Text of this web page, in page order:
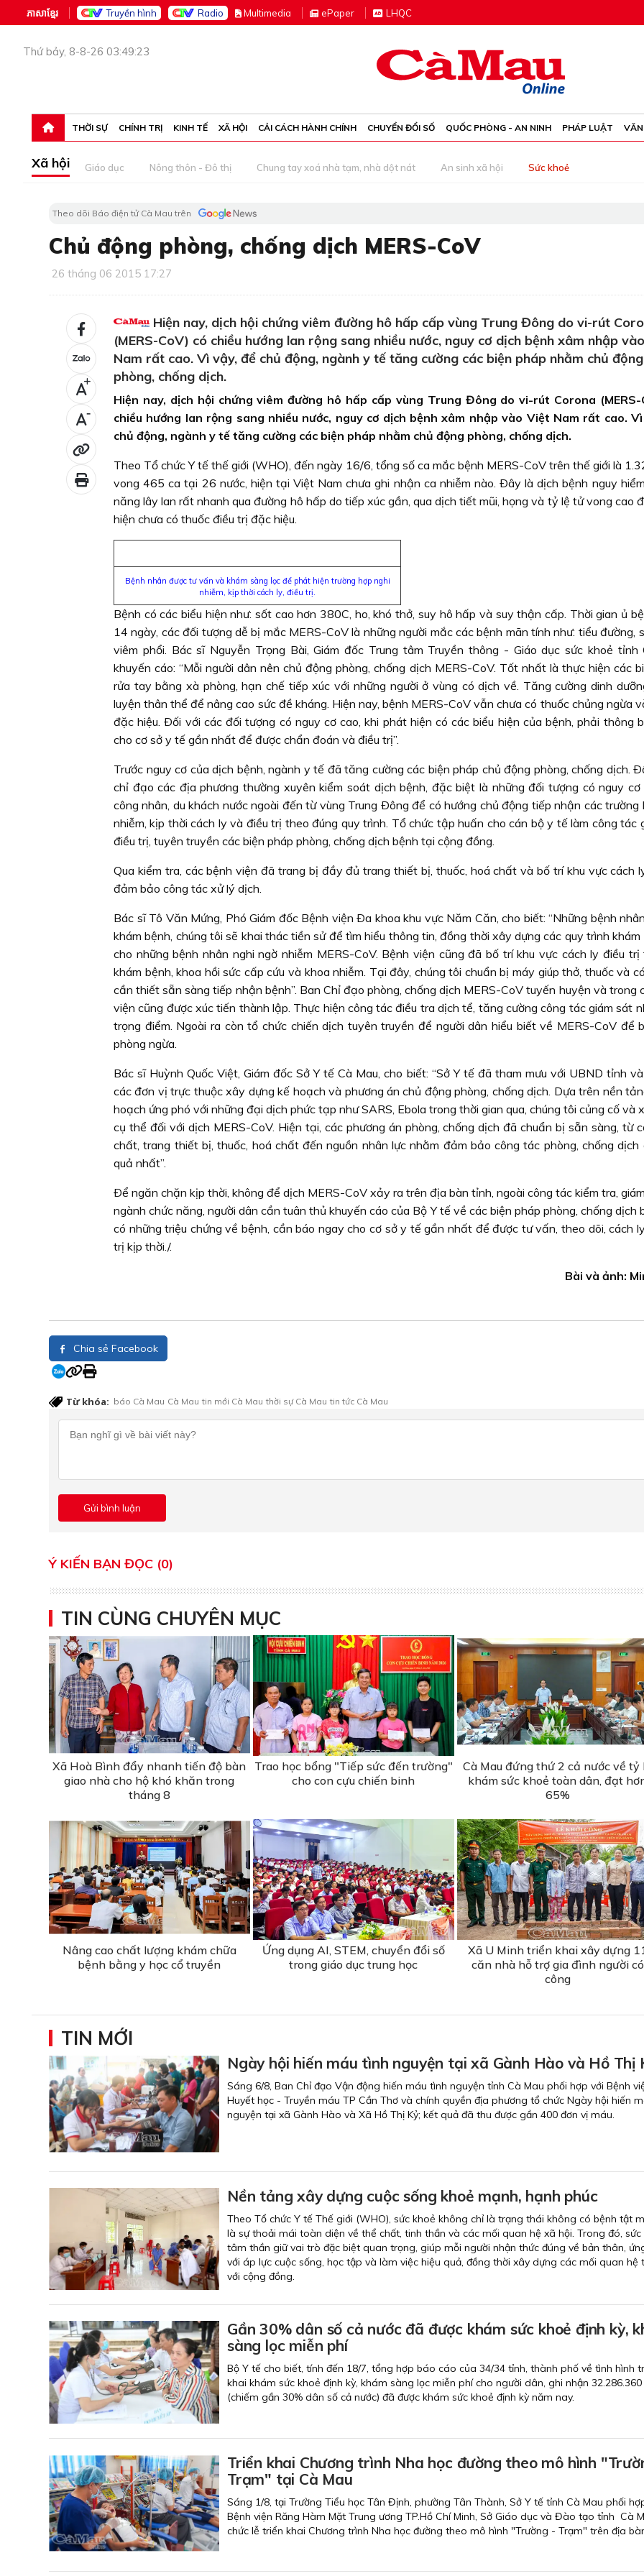
ភាសាខ្មែរ Truyền hình Radio Multimedia ePaper LHQC
Thứ bảy, 8-8-26 03:49:23
THỜI SỰ CHÍNH TRỊ KINH TẾ XÃ HỘI CẢI CÁCH HÀNH CHÍNH CHUYỂN ĐỔI SỐ QUỐC PHÒNG - AN NINH PHÁP LUẬT
Xã hội Giáo dục Nông thôn - Đô thị Chung tay xoá nhà tạm, nhà dột nát An sinh xã hội Sức khoẻ
Theo dõi Báo điện tử Cà Mau trên
Chủ động phòng, chống dịch MERS-CoV
26 tháng 06 2015 17:27
+
-
Hiện nay, dịch hội chứng viêm đường hô hấp cấp vùng Trung Đông do vi-rút
(MERS-CoV) có chiều hướng lan rộng sang nhiều nước, nguy cơ dịch bệnh xâm nhập
Nam rất cao. Vì vậy, để chủ động, ngành y tế tăng cường các biện pháp nhằm chủ động
phòng, chống dịch.
Hiện nay, dịch hội chứng viêm đường hô hấp cấp vùng Trung Đông do vi-rút Corona (MERS-
chiều hướng lan rộng sang nhiều nước, nguy cơ dịch bệnh xâm nhập vào Việt Nam rất cao.
chủ động, ngành y tế tăng cường các biện pháp nhằm chủ động phòng, chống dịch.
Theo Tổ chức Y tế thế giới (WHO), đến ngày 16/6, tổng số ca mắc bệnh MERS-CoV trên thế giới là
vong 465 ca tại 26 nước, hiện tại Việt Nam chưa ghi nhận ca nhiễm nào. Ðây là dịch bệnh nguy
năng lây lan rất nhanh qua đường hô hấp do tiếp xúc gần, qua dịch tiết mũi, họng và tỷ lệ tử vong cao
hiện chưa có thuốc điều trị đặc hiệu.
Bệnh nhân được tư vấn và khám sàng lọc để phát hiện trường hợp nghi
nhiễm, kịp thời cách ly, điều trị.
Bệnh có các biểu hiện như: sốt cao hơn 380C, ho, khó thở, suy hô hấp và suy thận cấp. Thời gian ủ
14 ngày, các đối tượng dễ bị mắc MERS-CoV là những người mắc các bệnh mãn tính như: tiểu đường,
viêm phổi. Bác sĩ Nguyễn Trọng Bài, Giám đốc Trung tâm Truyền thông - Giáo dục sức khoẻ tỉnh
khuyến cáo: “Mỗi người dân nên chủ động phòng, chống dịch MERS-CoV. Tốt nhất là thực hiện các
rửa tay bằng xà phòng, hạn chế tiếp xúc với những người ở vùng có dịch về. Tăng cường dinh
luyện thân thể để nâng cao sức đề kháng. Hiện nay, bệnh MERS-CoV vẫn chưa có thuốc chủng ngừa
đặc hiệu. Ðối với các đối tượng có nguy cơ cao, khi phát hiện có các biểu hiện của bệnh, phải thông
cho cơ sở y tế gần nhất để được chẩn đoán và điều trị”.
Trước nguy cơ của dịch bệnh, ngành y tế đã tăng cường các biện pháp chủ động phòng, chống dịch.
chỉ đạo các địa phương thường xuyên kiểm soát dịch bệnh, đặc biệt là những đối tượng có nguy cơ
công nhân, du khách nước ngoài đến từ vùng Trung Ðông để có hướng chủ động tiếp nhận các trường
nhiễm, kịp thời cách ly và điều trị theo đúng quy trình. Tổ chức tập huấn cho cán bộ y tế làm công tác
điều trị, tuyên truyền các biện pháp phòng, chống dịch bệnh tại cộng đồng.
Qua kiểm tra, các bệnh viện đã trang bị đầy đủ trang thiết bị, thuốc, hoá chất và bố trí khu vực cách
đảm bảo công tác xử lý dịch.
Bác sĩ Tô Văn Mứng, Phó Giám đốc Bệnh viện Ða khoa khu vực Năm Căn, cho biết: “Những bệnh
khám bệnh, chúng tôi sẽ khai thác tiền sử để tìm hiểu thông tin, đồng thời xây dựng các quy trình khám
cho những bệnh nhân nghi ngờ nhiễm MERS-CoV. Bệnh viện cũng đã bố trí khu vực cách ly điều
khám bệnh, khoa hồi sức cấp cứu và khoa nhiễm. Tại đây, chúng tôi chuẩn bị máy giúp thở, thuốc và
cần thiết sẵn sàng tiếp nhận bệnh”. Ban Chỉ đạo phòng, chống dịch MERS-CoV tuyến huyện và trong
viện cũng được xúc tiến thành lập. Thực hiện công tác điều tra dịch tể, tăng cường công tác giám sát
trọng điểm. Ngoài ra còn tổ chức chiến dịch tuyên truyền để người dân hiểu biết về MERS-CoV để
phòng ngừa.
Bác sĩ Huỳnh Quốc Việt, Giám đốc Sở Y tế Cà Mau, cho biết: “Sở Y tế đã tham mưu với UBND tỉnh
các đơn vị trực thuộc xây dựng kế hoạch và phương án chủ động phòng, chống dịch. Dựa trên nền
hoạch ứng phó với những đại dịch phức tạp như SARS, Ebola trong thời gian qua, chúng tôi củng cố và
cụ thể đối với dịch MERS-CoV. Hiện tại, các phương án phòng, chống dịch đã chuẩn bị sẵn sàng, từ
chất, trang thiết bị, thuốc, hoá chất đến nguồn nhân lực nhằm đảm bảo công tác phòng, chống dịch
quả nhất”.
Ðể ngăn chặn kịp thời, không để dịch MERS-CoV xảy ra trên địa bàn tỉnh, ngoài công tác kiểm tra,
ngành chức năng, người dân cần tuân thủ khuyến cáo của Bộ Y tế về các biện pháp phòng, chống dịch
có những triệu chứng về bệnh, cần báo ngay cho cơ sở y tế gần nhất để được tư vấn, theo dõi, cách
trị kịp thời./.
Bài và ảnh:
Chia sẻ Facebook
Từ khóa: báo Cà Mau Cà Mau tin mới Cà Mau thời sự Cà Mau tin tức Cà Mau
Ý KIẾN BẠN ĐỌC (0)
TIN CÙNG CHUYÊN MỤC
Xã Hoà Bình đẩy nhanh tiến độ bàn
giao nhà cho hộ khó khăn trong
tháng 8
Trao học bổng "Tiếp sức đến trường"
cho con cựu chiến binh
Cà Mau đứng thứ 2 cả nước về tỷ
khám sức khoẻ toàn dân, đạt
65%
Nâng cao chất lượng khám chữa
bệnh bằng y học cổ truyền
Ứng dụng AI, STEM, chuyển đổi số
trong giáo dục trung học
Xã U Minh triển khai xây dựng
căn nhà hỗ trợ gia đình người có
công
TIN MỚI
Ngày hội hiến máu tình nguyện tại xã Gành Hào và Hồ Thị
Sáng 6/8, Ban Chỉ đạo Vận động hiến máu tình nguyện tỉnh Cà Mau phối hợp với Bệnh
Huyết học - Truyền máu TP Cần Thơ và chính quyền địa phương tổ chức Ngày hội hiến
nguyện tại xã Gành Hào và Xã Hồ Thị Kỷ; kết quả đã thu được gần 400 đơn vị máu.
Nền tảng xây dựng cuộc sống khoẻ mạnh, hạnh phúc
Theo Tổ chức Y tế Thế giới (WHO), sức khoẻ không chỉ là trạng thái không có bệnh tật
là sự thoải mái toàn diện về thể chất, tinh thần và các mối quan hệ xã hội. Trong đó, sức
tâm thần giữ vai trò đặc biệt quan trọng, giúp mỗi người nhận thức đúng về bản thân,
với áp lực cuộc sống, học tập và làm việc hiệu quả, đồng thời xây dựng các mối quan hệ
với cộng đồng.
Gần 30% dân số cả nước đã được khám sức khoẻ định kỳ,
sàng lọc miễn phí
Bộ Y tế cho biết, tính đến 18/7, tổng hợp báo cáo của 34/34 tỉnh, thành phố về tình hình
khai khám sức khoẻ định kỳ, khám sàng lọc miễn phí cho người dân, ghi nhận
(chiếm gần 30% dân số cả nước) đã được khám sức khoẻ định kỳ năm nay.
Triển khai Chương trình Nha học đường theo mô hình
Trạm" tại Cà Mau
Sáng 1/8, tại Trường Tiểu học Tân Định, phường Tân Thành, Sở Y tế tỉnh Cà Mau phối
Bệnh viện Răng Hàm Mặt Trung ương TP.Hồ Chí Minh, Sở Giáo dục và Đào tạo tỉnh Cà
chức lễ triển khai Chương trình Nha học đường theo mô hình "Trường - Trạm" trên địa